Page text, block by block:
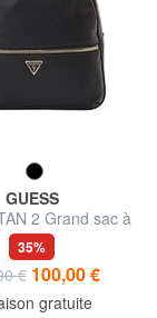
GUESS
2 Grand sac à
compartiments
35%
€ 100,00 €
gratuite